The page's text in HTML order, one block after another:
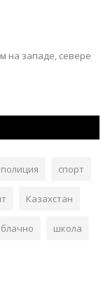
на западе, севере
полиция спорт
Казахстан
школа